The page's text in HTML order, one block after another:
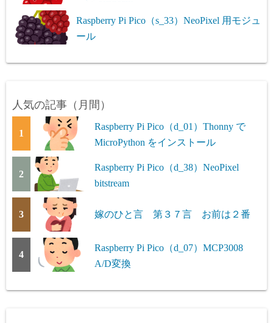
Raspberry Pi Pico（s_33）NeoPixel 用モジュ
ール
人気の記事（月間）
1
Raspberry Pi Pico（d_01）Thonny で
MicroPython をインストール
2
Raspberry Pi Pico（d_38）NeoPixel
bitstream
3 嫁のひと言 第３７言 お前は２番
4
Raspberry Pi Pico（d_07）MCP3008
A/D変換